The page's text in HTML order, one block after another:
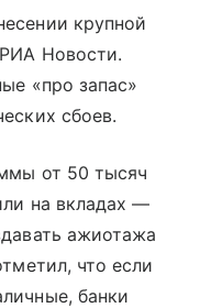
крупной
Новости.
«про запас»
сбоев.
от 50 тысяч
на вкладах —
ажиотажа
что если
банки